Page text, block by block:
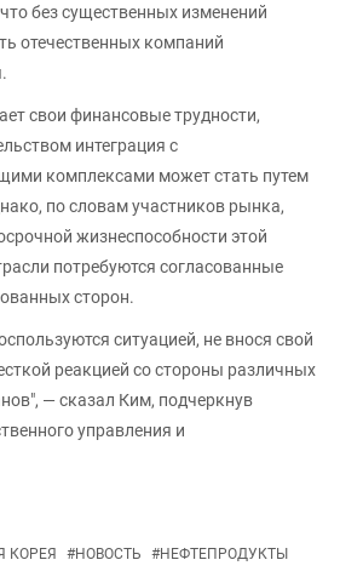
без существенных изменений
отечественных компаний
свои финансовые трудности,
интеграция с
комплексами может стать путем
по словам участников рынка,
жизнеспособности этой
потребуются согласованные
сторон.
ситуацией, не внося свой
реакцией со стороны различных
— сказал Ким, подчеркнув
управления и
КОРЕЯ #НОВОСТЬ #НЕФТЕПРОДУКТЫ